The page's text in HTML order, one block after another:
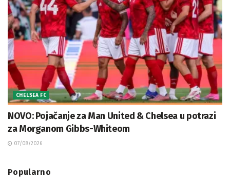
CHELSEA FC
NOVO: Pojačanje za Man United & Chelsea u potrazi
za Morganom Gibbs-Whiteom
07/08/2026
Popularno